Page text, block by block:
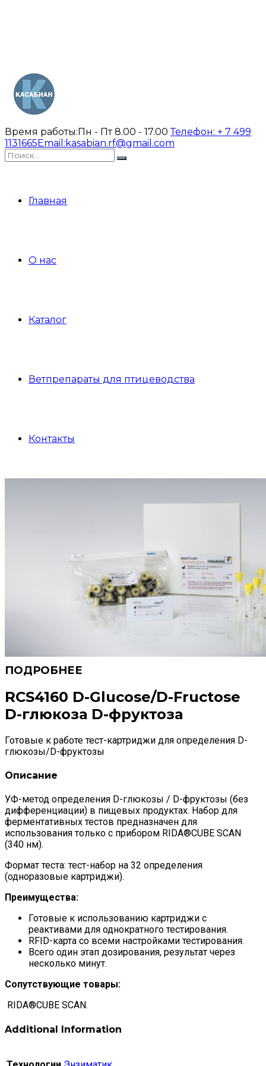
Время работы:Пн - Пт 8.00 - 17.00Телефон: + 7 499
1131665Email: kasabian.rf@gmail.com
Главная
О нас
Каталог
Ветпрепараты для птицеводства
Контакты
RCS4160 D-Glucose/D-Fructose
D-глюкоза D-фруктоза
Готовые к работе тест-картриджи для определения D-
глюкозы/D-фруктозы
Описание
УФ-метод определения D-глюкозы / D-фруктозы (без
дифференциации) в пищевых продуктах. Набор для
ферментативных тестов предназначен для
использования только с прибором RIDA®CUBE SCAN
(340 нм).
Формат теста: тест-набор на 32 определения
(одноразовые картриджи).
Преимущества:
Готовые к использованию картриджи с
реактивами для однократного тестирования.
RFID-карта со всеми настройками тестирования.
Всего один этап дозирования, результат через
несколько минут.
Сопутствующие товары:
RIDA®CUBE SCAN.
Additional Information